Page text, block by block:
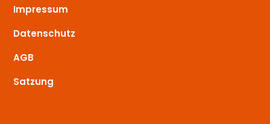
Impressum
Datenschutz
AGB
Satzung